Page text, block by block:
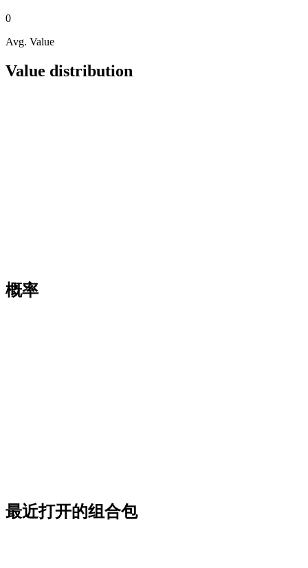
0
Avg. Value
Value distribution
概率
最近打开的组合包